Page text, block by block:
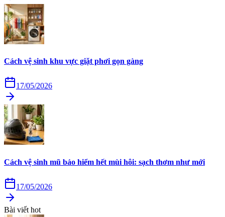
Cách vệ sinh khu vực giặt phơi gọn gàng
17/05/2026
Cách vệ sinh mũ bảo hiểm hết mùi hôi: sạch thơm như mới
17/05/2026
Bài viết hot